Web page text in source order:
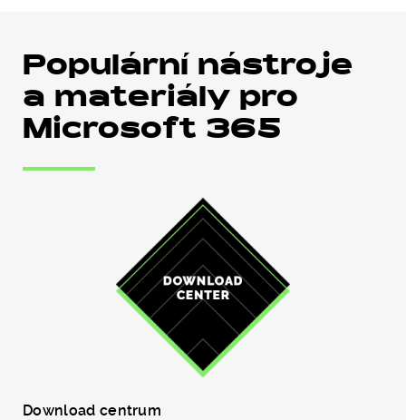
Populární nástroje
a materiály pro
Microsoft 365
Download centrum